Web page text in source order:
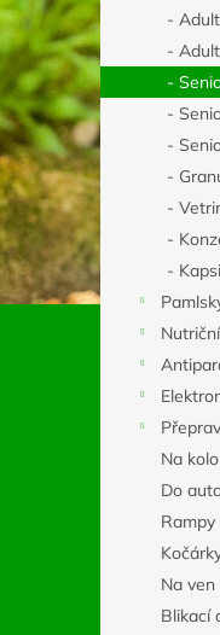
e
l
-
-
-
-
-
-
-
-
-
Na kolo
Do
Na ven
Blikací